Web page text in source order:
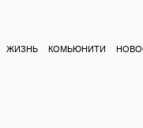
ЖИЗНЬ КОМЬЮНИТИ